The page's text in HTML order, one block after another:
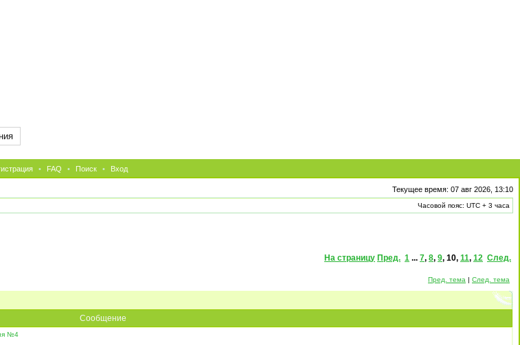
• FAQ • Поиск • Вход
Текущее время: 07 авг 2026, 13:10
Часовой пояс: UTC + 3 часа
На страницу Пред. 1 ... 7, 8, 9, 10, 11, 12 След.
Пред. тема | След. тема
Сообщение
№4